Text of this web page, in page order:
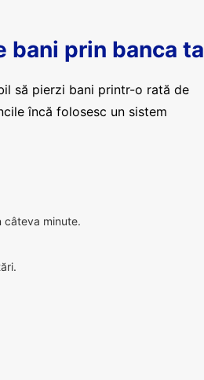
bani prin banca ta
să pierzi bani printr-o rată de
încă folosesc un sistem
câteva minute.